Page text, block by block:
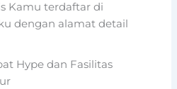
Kamu terdaftar di
dengan alamat detail
Hype dan Fasilitas